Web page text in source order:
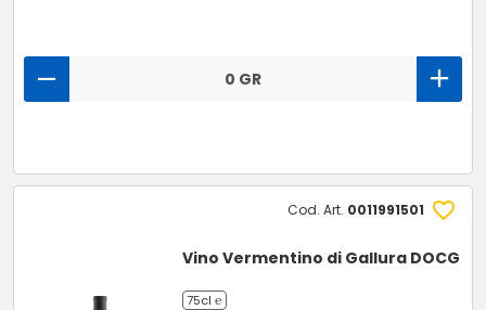
0 GR
Cod. Art. 0011991501
Vino Vermentino di Gallura DOCG
75cl ℮